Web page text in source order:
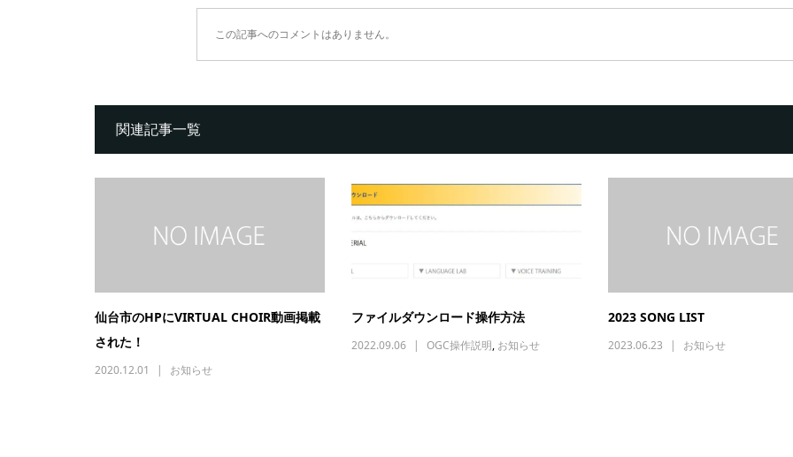
この記事へのコメントはありません。
関連記事一覧
仙台市のHPにVIRTUAL CHOIR動画掲載
された！
2020.12.01 お知らせ
ファイルダウンロード操作方法
2022.09.06 OGC操作説明, お知らせ
2023 SONG LIST
2023.06.23 お知らせ